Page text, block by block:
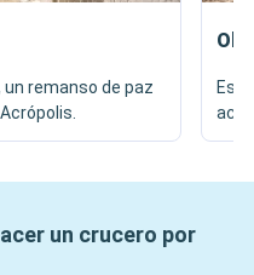
un remanso de paz
un crucero por